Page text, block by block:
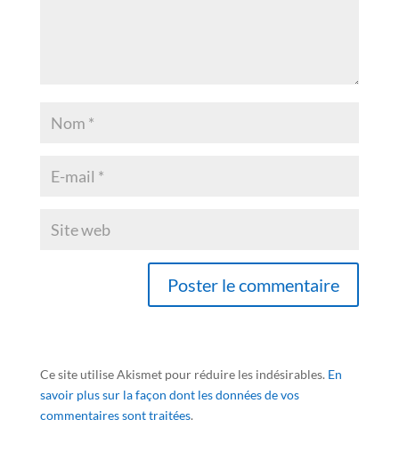
Ce site utilise Akismet pour réduire les indésirables. En
savoir plus sur la façon dont les données de vos
commentaires sont traitées.